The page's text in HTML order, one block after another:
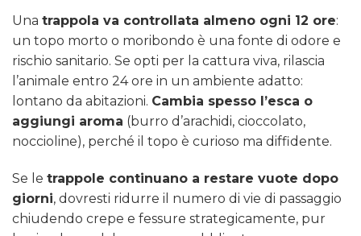
Una trappola va controllata almeno ogni 12 ore:
un topo morto o moribondo è una fonte di odore e
rischio sanitario. Se opti per la cattura viva, rilascia
l’animale entro 24 ore in un ambiente adatto:
lontano da abitazioni. Cambia spesso l’esca o
aggiungi aroma (burro d’arachidi, cioccolato,
noccioline), perché il topo è curioso ma diffidente.
Se le trappole continuano a restare vuote dopo
giorni, dovresti ridurre il numero di vie di passaggio
chiudendo crepe e fessure strategicamente, pur